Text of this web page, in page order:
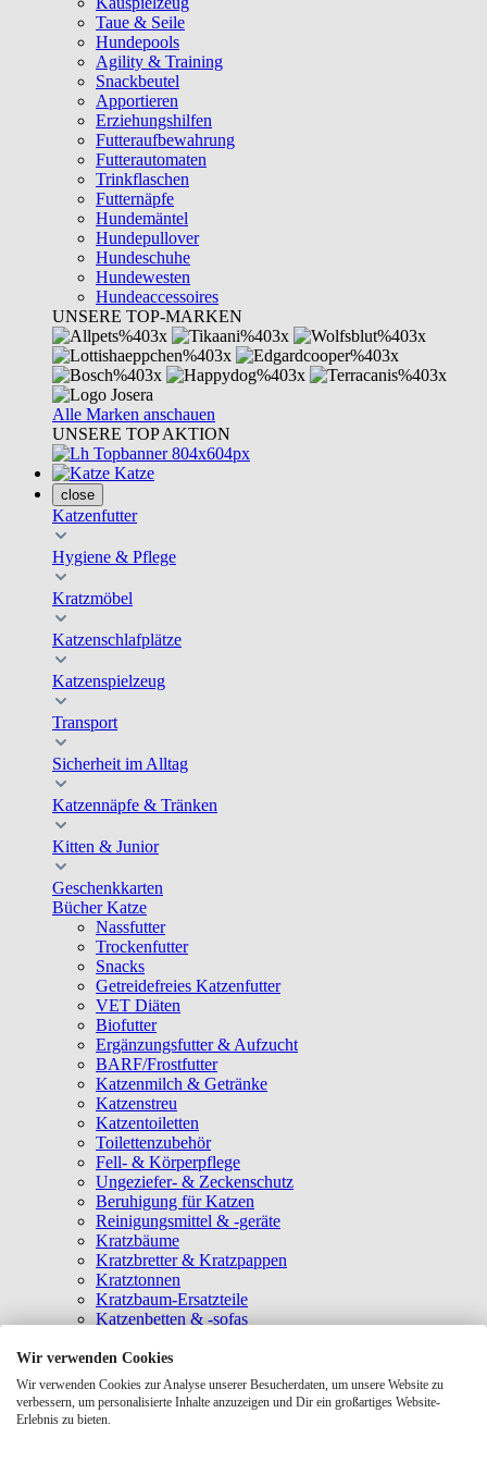
Taue & Seile
Hundepools
Agility & Training
Snackbeutel
Apportieren
Erziehungshilfen
Futteraufbewahrung
Futterautomaten
Trinkflaschen
Futternäpfe
Hundemäntel
Hundepullover
Hundeschuhe
Hundewesten
Hundeaccessoires
UNSERE TOP-MARKEN
Alle Marken anschauen
UNSERE TOP AKTION
Katze
close
Katzenfutter
Hygiene & Pflege
Kratzmöbel
Katzenschlafplätze
Katzenspielzeug
Transport
Sicherheit im Alltag
Katzennäpfe & Tränken
Kitten & Junior
Geschenkkarten
Bücher Katze
Nassfutter
Trockenfutter
Snacks
Getreidefreies Katzenfutter
VET Diäten
Biofutter
Ergänzungsfutter & Aufzucht
BARF/Frostfutter
Katzenmilch & Getränke
Katzenstreu
Katzentoiletten
Toilettenzubehör
Fell- & Körperpflege
Ungeziefer- & Zeckenschutz
Beruhigung für Katzen
Reinigungsmittel & -geräte
Kratzbäume
Kratzbretter & Kratzpappen
Kratztonnen
Kratzbaum-Ersatzteile
Katzenbetten & -sofas
Katzenhäuser
Hängematten & Fensterliegeplätze
Katzendecken & -matten
Baldrian- & Catnipspielzeug
Wir verwenden Cookies
Wir verwenden Cookies zur Analyse unserer Besucherdaten, um unsere Website zu
verbessern, um personalisierte Inhalte anzuzeigen und Dir ein großartiges Website-
Erlebnis zu bieten.